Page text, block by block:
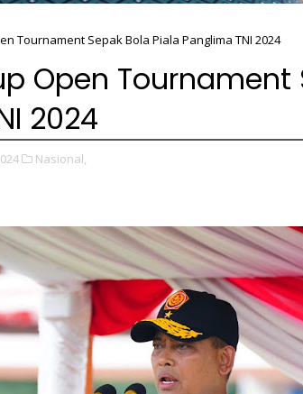
Tournament Sepak Bola Piala Panglima TNI 2024
Open Tournament
2024
Nasional,